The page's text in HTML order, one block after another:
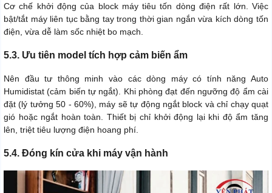
Cơ chế khởi động của block máy tiêu tốn dòng điện rất lớn. Việc
bật/tắt máy liên tục bằng tay trong thời gian ngắn vừa kích dòng tốn
điện, vừa dễ làm sốc nhiệt bo mạch.
5.3. Ưu tiên model tích hợp cảm biến ẩm
Nên đầu tư thông minh vào các dòng máy có tính năng Auto
Humidistat (cảm biến tự ngắt). Khi phòng đạt đến ngưỡng độ ẩm cài
đặt (lý tưởng 50 - 60%), máy sẽ tự động ngắt block và chỉ chạy quạt
gió hoặc ngắt hoàn toàn. Thiết bị chỉ khởi động lại khi độ ẩm tăng
lên, triệt tiêu lượng điện hoang phí.
5.4. Đóng kín cửa khi máy vận hành